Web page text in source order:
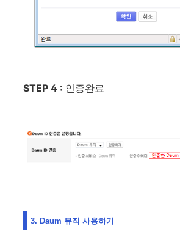
STEP 4 : 인증완료
3. Daum 뮤직 사용하기